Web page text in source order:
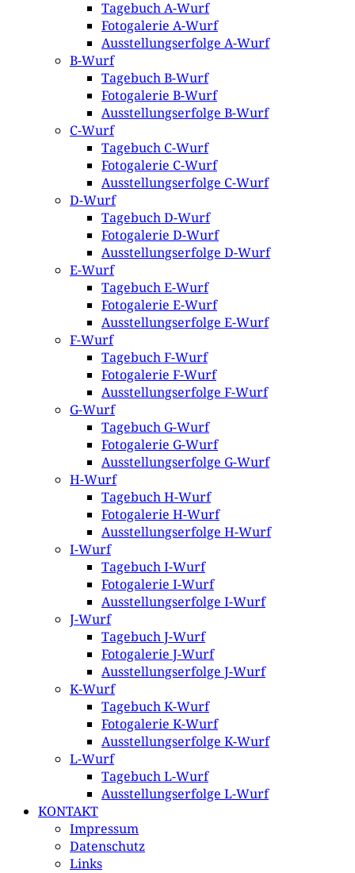
Tagebuch A-Wurf
Fotogalerie A-Wurf
Ausstellungserfolge A-Wurf
B-Wurf
Tagebuch B-Wurf
Fotogalerie B-Wurf
Ausstellungserfolge B-Wurf
C-Wurf
Tagebuch C-Wurf
Fotogalerie C-Wurf
Ausstellungserfolge C-Wurf
D-Wurf
Tagebuch D-Wurf
Fotogalerie D-Wurf
Ausstellungserfolge D-Wurf
E-Wurf
Tagebuch E-Wurf
Fotogalerie E-Wurf
Ausstellungserfolge E-Wurf
F-Wurf
Tagebuch F-Wurf
Fotogalerie F-Wurf
Ausstellungserfolge F-Wurf
G-Wurf
Tagebuch G-Wurf
Fotogalerie G-Wurf
Ausstellungserfolge G-Wurf
H-Wurf
Tagebuch H-Wurf
Fotogalerie H-Wurf
Ausstellungserfolge H-Wurf
I-Wurf
Tagebuch I-Wurf
Fotogalerie I-Wurf
Ausstellungserfolge I-Wurf
J-Wurf
Tagebuch J-Wurf
Fotogalerie J-Wurf
Ausstellungserfolge J-Wurf
K-Wurf
Tagebuch K-Wurf
Fotogalerie K-Wurf
Ausstellungserfolge K-Wurf
L-Wurf
Tagebuch L-Wurf
Ausstellungserfolge L-Wurf
KONTAKT
Impressum
Datenschutz
Links